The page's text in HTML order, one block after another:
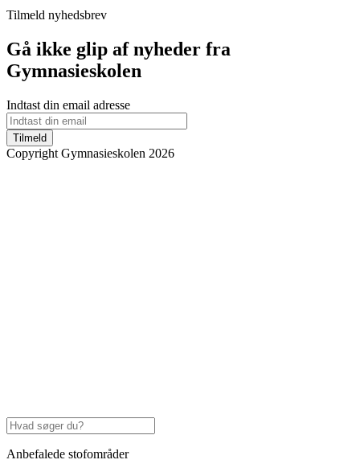
Tilmeld nyhedsbrev
Gå ikke glip af nyheder fra
Gymnasieskolen
Indtast din email adresse
Tilmeld
Copyright Gymnasieskolen 2026
Anbefalede stofområder